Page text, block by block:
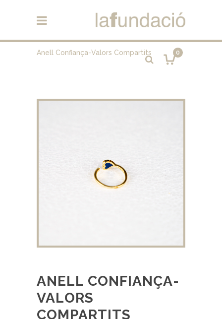
0
Anell Confiança-Valors Compartits
ANELL CONFIANÇA-
VALORS
COMPARTITS